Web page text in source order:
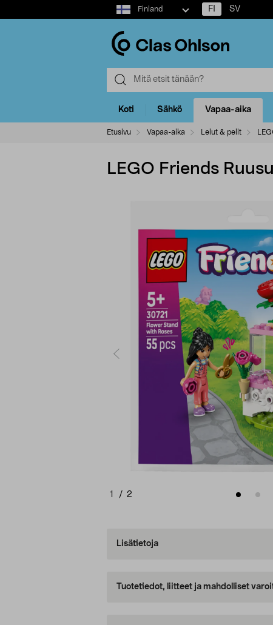
Select
market
Finland FI SV
Koti Sähkö Vapaa-aika
Etusivu Vapaa-aika Lelut & pelit
LEGO Friends
1 / 2
Lisätietoja
Tuotetiedot, liitteet ja mahdolliset